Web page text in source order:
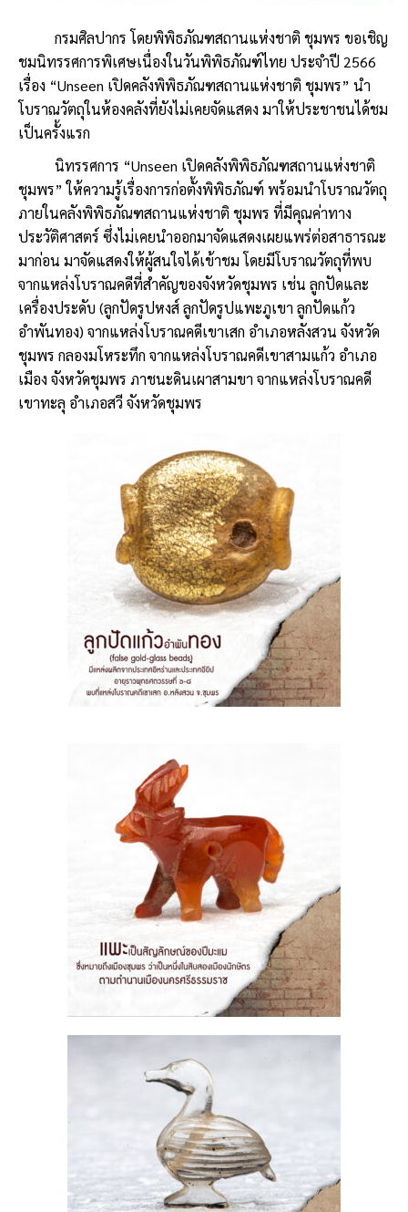
กรมศิลปากร โดยพิพิธภัณฑสถานแห่งชาติ ชุมพร ขอเชิญ
ชมนิทรรศการพิเศษเนื่องในวันพิพิธภัณฑ์ไทย ประจำปี 2566
เรื่อง “Unseen เปิดคลังพิพิธภัณฑสถานแห่งชาติ ชุมพร” นำ
โบราณวัตถุในห้องคลังที่ยังไม่เคยจัดแสดง มาให้ประชาชนได้ชม
เป็นครั้งแรก
นิทรรศการ “Unseen เปิดคลังพิพิธภัณฑสถานแห่งชาติ
ชุมพร” ให้ความรู้เรื่องการก่อตั้งพิพิธภัณฑ์ พร้อมนำโบราณวัตถุ
ภายในคลังพิพิธภัณฑสถานแห่งชาติ ชุมพร ที่มีคุณค่าทาง
ประวัติศาสตร์ ซึ่งไม่เคยนำออกมาจัดแสดงเผยแพร่ต่อสาธารณะ
มาก่อน มาจัดแสดงให้ผู้สนใจได้เข้าชม โดยมีโบราณวัตถุที่พบ
จากแหล่งโบราณคดีที่สำคัญของจังหวัดชุมพร เช่น ลูกปัดและ
เครื่องประดับ (ลูกปัดรูปหงส์ ลูกปัดรูปแพะภูเขา ลูกปัดแก้ว
อำพันทอง) จากแหล่งโบราณคดีเขาเสก อำเภอหลังสวน จังหวัด
ชุมพร กลองมโหระทึก จากแหล่งโบราณคดีเขาสามแก้ว อำเภอ
เมือง จังหวัดชุมพร ภาชนะดินเผาสามขา จากแหล่งโบราณคดี
เขาทะลุ อำเภอสวี จังหวัดชุมพร